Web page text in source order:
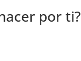
por ti?